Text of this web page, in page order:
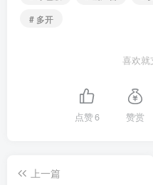
# 多开
喜欢就
点赞6 赞赏
上一篇